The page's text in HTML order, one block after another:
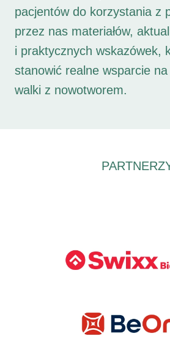
pacjentów do korzystania z
przez nas materiałów,
i praktycznych wskazówek,
stanowić realne wsparcie
walki z nowotworem.